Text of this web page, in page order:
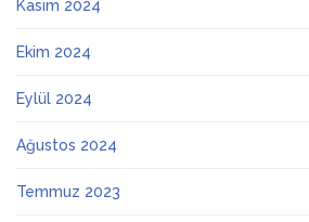
Kasım 2024
Ekim 2024
Eylül 2024
Ağustos 2024
Temmuz 2023